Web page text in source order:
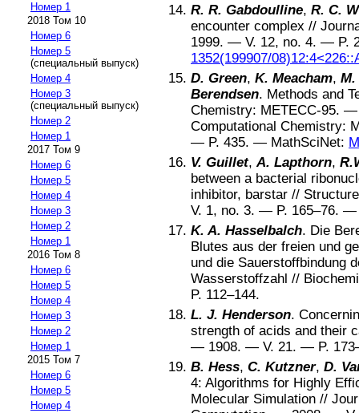
Номер 1
2018 Том 10
Номер 6
Номер 5
(специальный выпуск)
Номер 4
Номер 3
(специальный выпуск)
Номер 2
Номер 1
2017 Том 9
Номер 6
Номер 5
Номер 4
Номер 3
Номер 2
Номер 1
2016 Том 8
Номер 6
Номер 5
Номер 4
Номер 3
Номер 2
Номер 1
2015 Том 7
Номер 6
Номер 5
Номер 4
R. R. Gabdoulline, R. C.
encounter complex //
1999. — V. 12, no. 4. — P.
1352(199907/
D. Green, K. Meacham,
Berendsen. Methods and
Chemistry: METECC-95.
Computational Chemistry:
— P. 435. — MathSciNet:
V. Guillet,A. Lapthorn,
between a bacterial
inhibitor, barstar //
V. 1, no. 3. — P. 165–76.
K. A. Hasselbalch. Die
Blutes aus der freien und
und die Sauerstoffbindung
Wasserstoffzahl //
P. 112–144.
L. J. Henderson.
strength of acids and their
— 1908. — V. 21. — P.
B. Hess, C. Kutzner, D.
4: Algorithms for Highly
Molecular Simulation //